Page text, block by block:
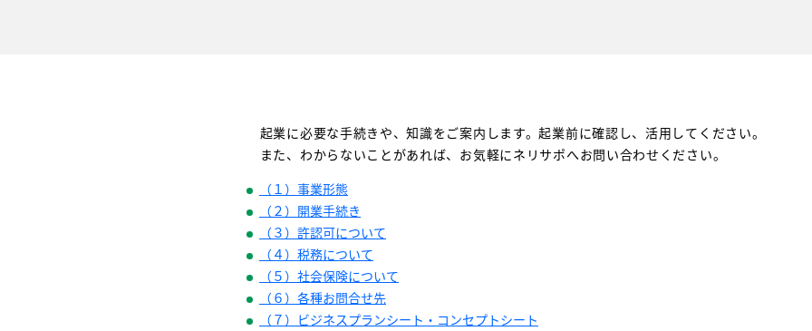
起業に必要な手続きや、知識をご案内します。起業前に確認し、活用してください。
また、わからないことがあれば、お気軽にネリサポへお問い合わせください。
（１）事業形態
（２）開業手続き
（３）許認可について
（４）税務について
（５）社会保険について
（６）各種お問合せ先
（７）ビジネスプランシート・コンセプトシート